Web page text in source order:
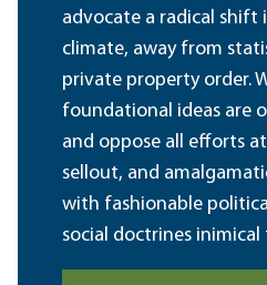
advocate a radical shift
climate, away from
private property order.
foundational ideas are
and oppose all efforts
sellout, and
with fashionable
social doctrines